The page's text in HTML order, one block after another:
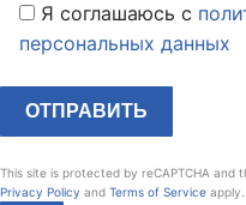
Я соглашаюсь c
персональных данных
This site is protected by reCAPTCHA and
Privacy Policy and Terms of Service apply.